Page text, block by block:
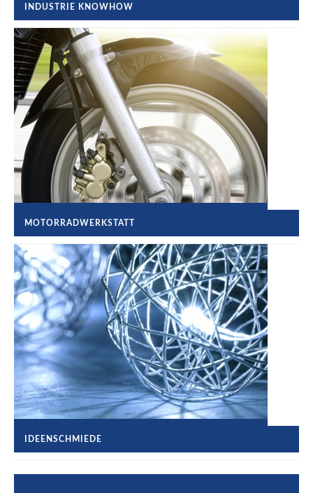
INDUSTRIE KNOWHOW
MOTORRADWERKSTATT
IDEENSCHMIEDE